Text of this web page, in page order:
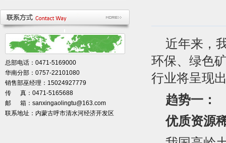
总部电话：0471-5169000
华南分部：0757-22101080
销售部巫经理：15024927779
传 真：0471-5165688
邮 箱：sanxingaolingtu@163.com
联系地址：内蒙古呼市清水河经济开发区
近年来，
环保、绿色
行业将呈现
趋势一：
优质资源